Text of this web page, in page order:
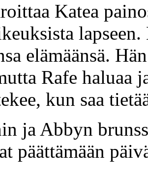
Katea
elämäänsä.
Rafe haluaa
kun saa
ja Abbyn
päättämään